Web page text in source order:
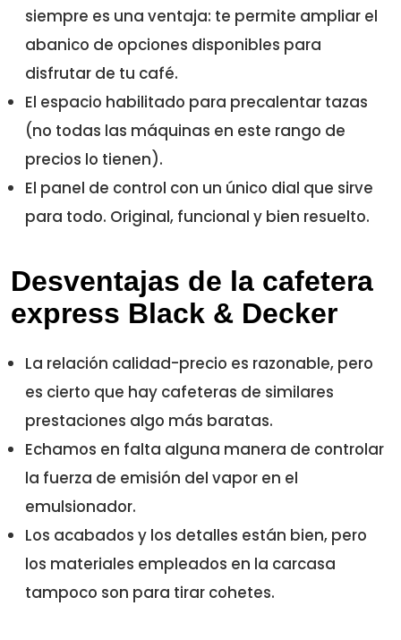
siempre es una ventaja: te permite ampliar el
abanico de opciones disponibles para
disfrutar de tu café.
El espacio habilitado para precalentar tazas
(no todas las máquinas en este rango de
precios lo tienen).
El panel de control con un único dial que sirve
para todo. Original, funcional y bien resuelto.
Desventajas de la cafetera
express Black & Decker
La relación calidad-precio es razonable, pero
es cierto que hay cafeteras de similares
prestaciones algo más baratas.
Echamos en falta alguna manera de controlar
la fuerza de emisión del vapor en el
emulsionador.
Los acabados y los detalles están bien, pero
los materiales empleados en la carcasa
tampoco son para tirar cohetes.